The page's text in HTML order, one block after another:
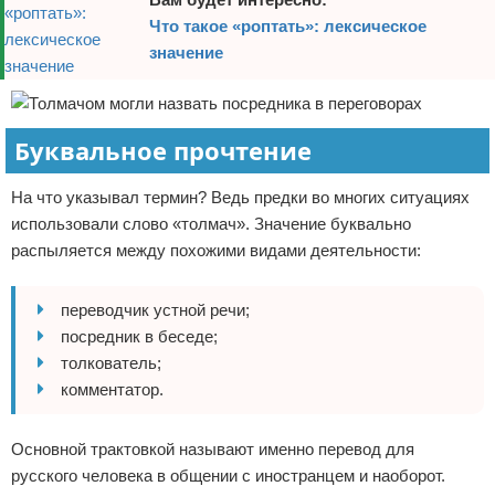
Что такое «роптать»: лексическое
значение
Буквальное прочтение
На что указывал термин? Ведь предки во многих ситуациях
использовали слово «толмач». Значение буквально
распыляется между похожими видами деятельности:
переводчик устной речи;
посредник в беседе;
толкователь;
комментатор.
Основной трактовкой называют именно перевод для
русского человека в общении с иностранцем и наоборот.